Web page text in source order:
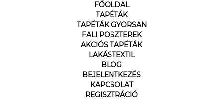
FŐOLDAL
TAPÉTÁK
TAPÉTÁK GYORSAN
FALI POSZTEREK
AKCIÓS TAPÉTÁK
LAKÁSTEXTIL
BLOG
BEJELENTKEZÉS
KAPCSOLAT
REGISZTRÁCIÓ